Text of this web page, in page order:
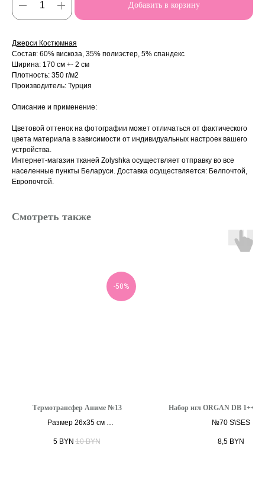
Добавить в корзину
Джерси Костюмная
Состав: 60% вискоза, 35% полиэстер, 5% спандекс
Ширина: 170 см +- 2 см
Плотность: 350 г/м2
Производитель: Турция
Описание и применение:
Цветовой оттенок на фотографии может отличаться от фактического
цвета материала в зависимости от индивидуальных настроек вашего
устройства.
Интернет-магазин тканей Zolyshka осуществляет отправку во все
населенные пункты Беларуси. Доставка осуществляется: Белпочтой,
Европочтой.
Смотреть также
-50%
Термотрансфер Аниме №13
Размер 26х35 см
5 BYN 10 BYN
Набор игл ORGAN DB 1++
№70 S\SES
8,5 BYN